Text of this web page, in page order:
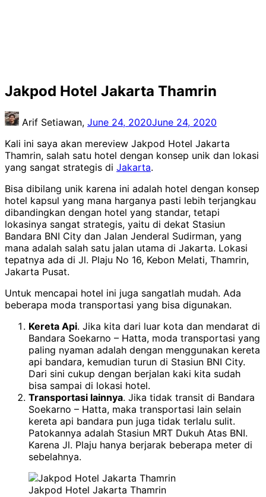
Jakpod Hotel Jakarta Thamrin
Arif Setiawan, June 24, 2020June 24, 2020
Kali ini saya akan mereview Jakpod Hotel Jakarta
Thamrin, salah satu hotel dengan konsep unik dan lokasi
yang sangat strategis di Jakarta.
Bisa dibilang unik karena ini adalah hotel dengan konsep
hotel kapsul yang mana harganya pasti lebih terjangkau
dibandingkan dengan hotel yang standar, tetapi
lokasinya sangat strategis, yaitu di dekat Stasiun
Bandara BNI City dan Jalan Jenderal Sudirman, yang
mana adalah salah satu jalan utama di Jakarta. Lokasi
tepatnya ada di Jl. Plaju No 16, Kebon Melati, Thamrin,
Jakarta Pusat.
Untuk mencapai hotel ini juga sangatlah mudah. Ada
beberapa moda transportasi yang bisa digunakan.
Kereta Api. Jika kita dari luar kota dan mendarat di
Bandara Soekarno – Hatta, moda transportasi yang
paling nyaman adalah dengan menggunakan kereta
api bandara, kemudian turun di Stasiun BNI City.
Dari sini cukup dengan berjalan kaki kita sudah
bisa sampai di lokasi hotel.
Transportasi lainnya. Jika tidak transit di Bandara
Soekarno – Hatta, maka transportasi lain selain
kereta api bandara pun juga tidak terlalu sulit.
Patokannya adalah Stasiun MRT Dukuh Atas BNI.
Karena Jl. Plaju hanya berjarak beberapa meter di
sebelahnya.
Jakpod Hotel Jakarta Thamrin